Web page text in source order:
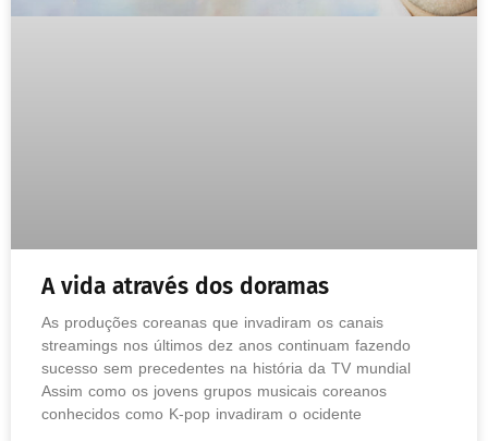
A vida através dos doramas
As produções coreanas que invadiram os canais
streamings nos últimos dez anos continuam fazendo
sucesso sem precedentes na história da TV mundial
Assim como os jovens grupos musicais coreanos
conhecidos como K-pop invadiram o ocidente